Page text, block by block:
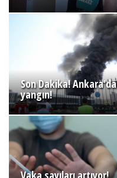
Son Dakika! Ankara'da
yangın!
Vaka sayıları artıyor!